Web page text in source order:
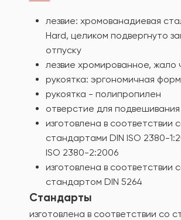
лезвие: хромованадиевая
Hard, целиком подвергнуто
отпуску
лезвие хромированное, жало
рукоятка: эргономичная
рукоятка - полипропилен
отверстие для подвешивания
изготовлена в соответствии
стандартами DIN ISO 2380-
ISO 2380-2:2006
изготовлена в соответствии
стандартом DIN 5264
Стандарты
изготовлена в соответствии со